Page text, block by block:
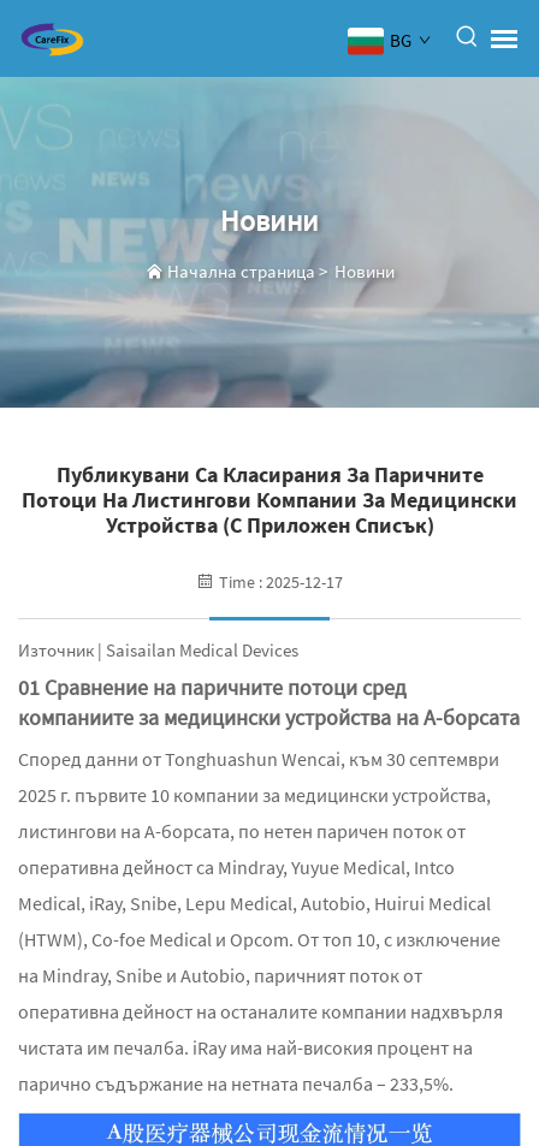
BG
Новини
Начална страница > Новини
Публикувани Са Класирания За Паричните
Потоци На Листингови Компании За Медицински
Устройства (с Приложен Списък)
Time : 2025-12-17
Източник | Saisailan Medical Devices
01 Сравнение на паричните потоци сред
компаниите за медицински устройства на A-борсата
Според данни от Tonghuashun Wencai, към 30 септември
2025 г. първите 10 компании за медицински устройства,
листингови на A-борсата, по нетен паричен поток от
оперативна дейност са Mindray, Yuyue Medical, Intco
Medical, iRay, Snibe, Lepu Medical, Autobio, Huirui Medical
(HTWM), Co-foe Medical и Opcom. От топ 10, с изключение
на Mindray, Snibe и Autobio, паричният поток от
оперативна дейност на останалите компании надхвърля
чистата им печалба. iRay има най-високия процент на
парично съдържание на нетната печалба – 233,5%.